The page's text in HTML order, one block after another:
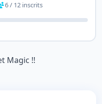
6 / 12 inscrits
Magic !!